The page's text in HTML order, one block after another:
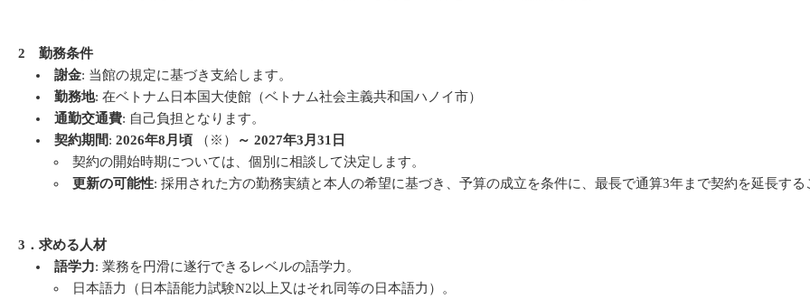
2 勤務条件
謝金: 当館の規定に基づき支給します。
勤務地: 在ベトナム日本国大使館（ベトナム社会主義共和国ハノイ市）
通勤交通費: 自己負担となります。
契約期間:2026年8月頃 （※）
～ 2027年3月31日
契約の開始時期については、個別に相談して決定します。
更新の可能性: 採用された方の勤務実績と本人の希望に基づき、予算の成立を条件に、最長で通算3年まで契約を延長する
3．求める人材
語学力: 業務を円滑に遂行できるレベルの語学力。
日本語力（日本語能力試験N2以上又はそれ同等の日本語力）。